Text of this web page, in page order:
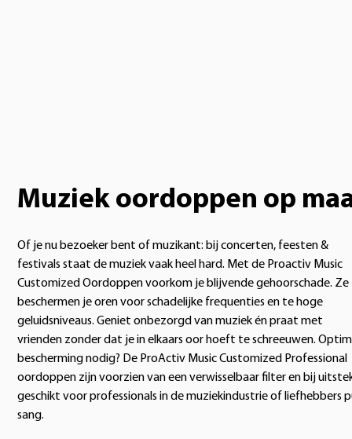
Muziek oordoppen op
Of je nu bezoeker bent of muzikant: bij concerten, feesten &
festivals staat de muziek vaak heel hard. Met de Proactiv Music
Customized Oordoppen voorkom je blijvende gehoorschade. Ze
beschermen je oren voor schadelijke frequenties en te hoge
geluidsniveaus. Geniet onbezorgd van muziek én praat met
vrienden zonder dat je in elkaars oor hoeft te schreeuwen.
bescherming nodig? De ProActiv Music Customized Professional
oordoppen zijn voorzien van een verwisselbaar filter en bij
geschikt voor professionals in de muziekindustrie of liefhebbers
sang.